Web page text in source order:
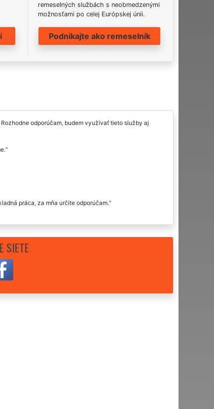
remeselných službách s neobmedzenými
možnosťami po celej Európskej únii.
Podnikajte ako remeselník
odporúčam, budem využívať tieto služby aj
práca, za mňa určite odporúčam.
SIETE